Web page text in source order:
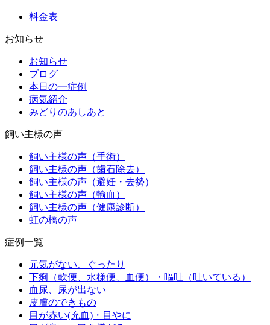
料金表
お知らせ
お知らせ
ブログ
本日の一症例
病気紹介
みどりのあしあと
飼い主様の声
飼い主様の声（手術）
飼い主様の声（歯石除去）
飼い主様の声（避妊・去勢）
飼い主様の声（輸血）
飼い主様の声（健康診断）
虹の橋の声
症例一覧
元気がない、ぐったり
下痢（軟便、水様便、血便）・嘔吐（吐いている）
血尿、尿が出ない
皮膚のできもの
目が赤い(充血)・目やに